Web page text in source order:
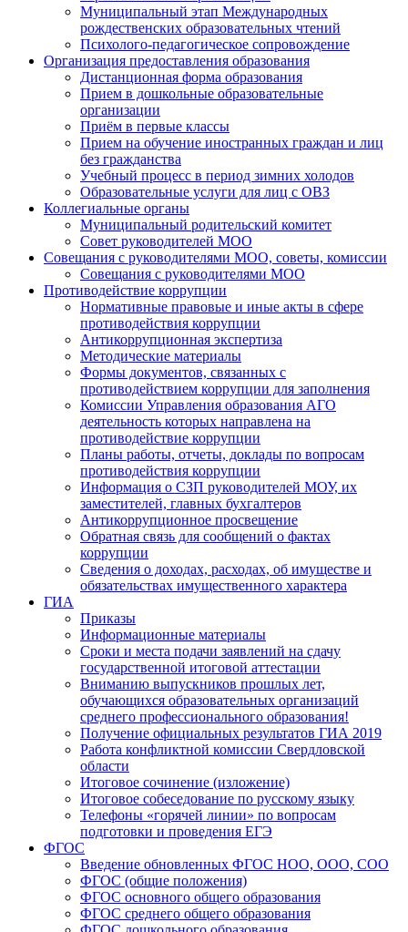
Муниципальный этап Международных
рождественских образовательных чтений
Психолого-педагогическое сопровождение
Организация предоставления образования
Дистанционная форма образования
Прием в дошкольные образовательные
организации
Приём в первые классы
Прием на обучение иностранных граждан и лиц
без гражданства
Учебный процесс в период зимних холодов
Образовательные услуги для лиц с ОВЗ
Коллегиальные органы
Муниципальный родительский комитет
Совет руководителей МОО
Совещания с руководителями МОО, советы, комиссии
Совещания с руководителями МОО
Противодействие коррупции
Нормативные правовые и иные акты в сфере
противодействия коррупции
Антикоррупционная экспертиза
Методические материалы
Формы документов, связанных с
противодействием коррупции для заполнения
Комиссии Управления образования АГО
деятельность которых направлена на
противодействие коррупции
Планы работы, отчеты, доклады по вопросам
противодействия коррупции
Информация о СЗП руководителей МОУ, их
заместителей, главных бухгалтеров
Антикоррупционное просвещение
Обратная связь для сообщений о фактах
коррупции
Сведения о доходах, расходах, об имуществе и
обязательствах имущественного характера
ГИА
Приказы
Информационные материалы
Сроки и места подачи заявлений на сдачу
государственной итоговой аттестации
Вниманию выпускников прошлых лет,
обучающихся образовательных организаций
среднего профессионального образования!
Получение официальных результатов ГИА 2019
Работа конфликтной комиссии Свердловской
области
Итоговое сочинение (изложение)
Итоговое собеседование по русскому языку
Телефоны «горячей линии» по вопросам
подготовки и проведения ЕГЭ
ФГОС
Введение обновленных ФГОС НОО, ООО, СОО
ФГОС (общие положения)
ФГОС основного общего образования
ФГОС среднего общего образования